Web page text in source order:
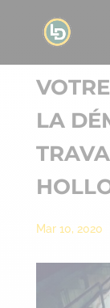
LA
Mar 10, 2020